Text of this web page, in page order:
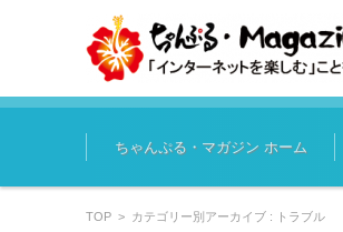
コンテンツに移動
ちゃんぷる・マガジン ホーム
TOP > カテゴリー別アーカイブ : トラブル